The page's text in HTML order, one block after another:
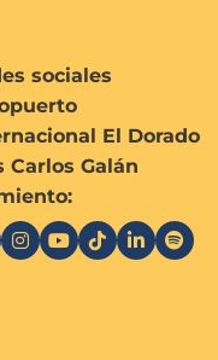
sociales
El Dorado
Carlos Galán